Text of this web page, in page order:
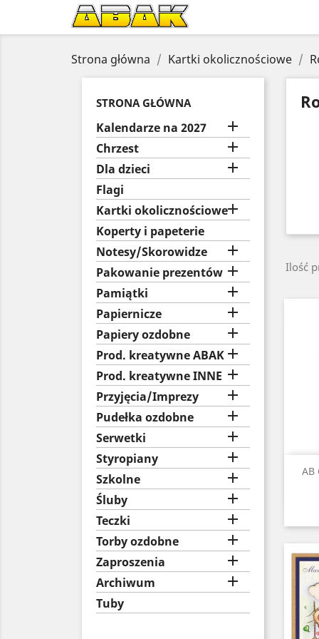
Strona główna Kartki okolicznościowe
STRONA GŁÓWNA
Kalendarze na 2027 
Chrzest 
Dla dzieci 
Flagi
Kartki okolicznościowe
Koperty i papeterie
Notesy/Skorowidze

Pakowanie prezentów 
Pamiątki 
Papiernicze 
Papiery ozdobne 
Prod. kreatywne ABAK
Prod. kreatywne INNE 
Przyjęcia/Imprezy 
Pudełka ozdobne 
Serwetki 
Styropiany 
Szkolne 
Śluby 
Teczki 
Torby ozdobne 
Zaproszenia 
Archiwum 
Tuby
Ilość
AB